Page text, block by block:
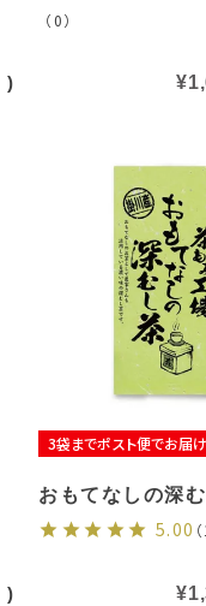
（0）
¥
3袋までポスト便でお届け
おもてなしの深
5.00
¥